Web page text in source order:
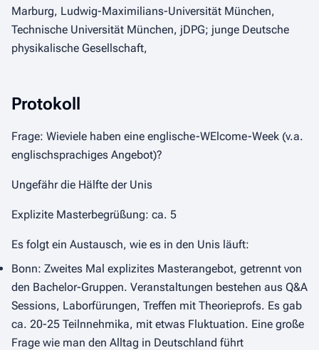
Marburg, Ludwig-Maximilians-Universität München,
Technische Universität München, jDPG; junge Deutsche
physikalische Gesellschaft,
Protokoll
Frage: Wieviele haben eine englische-WElcome-Week (v.a.
englischsprachiges Angebot)?
Ungefähr die Hälfte der Unis
Explizite Masterbegrüßung: ca. 5
Es folgt ein Austausch, wie es in den Unis läuft:
Bonn: Zweites Mal explizites Masterangebot, getrennt von
den Bachelor-Gruppen. Veranstaltungen bestehen aus Q&A
Sessions, Laborfürungen, Treffen mit Theorieprofs. Es gab
ca. 20-25 Teilnnehmika, mit etwas Fluktuation. Eine große
Frage wie man den Alltag in Deutschland führt